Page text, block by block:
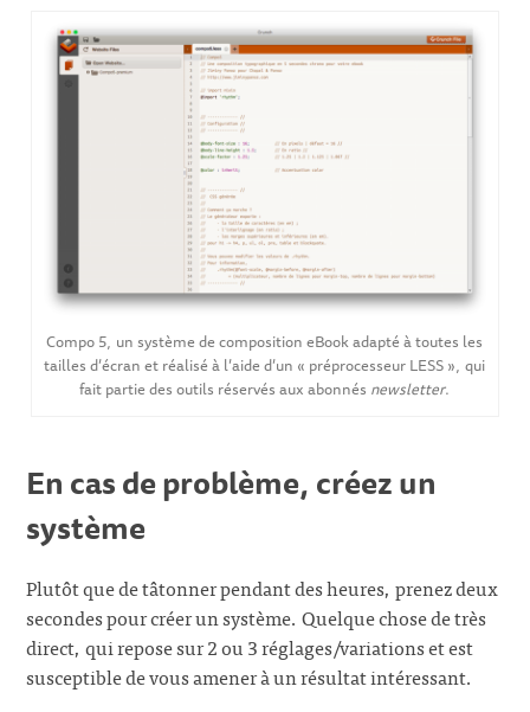
Compo 5, un système de composition eBook adapté à toutes les
tailles d’écran et réalisé à l’aide d’un « préprocesseur LESS », qui
fait partie des outils réservés aux abonnés newsletter.
En cas de problème, créez un
système
Plutôt que de tâtonner pendant des heures, prenez deux
secondes pour créer un système. Quelque chose de très
direct, qui repose sur 2 ou 3 réglages/variations et est
susceptible de vous amener à un résultat intéressant.